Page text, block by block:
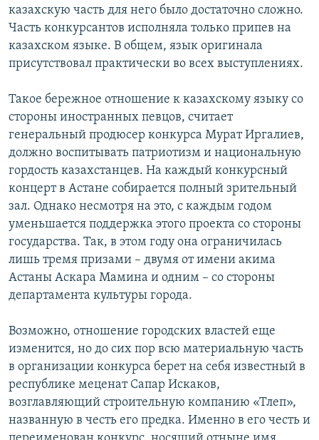
казахскую часть для него было достаточно сложно.
Часть конкурсантов исполняла только припев на
казахском языке. В общем, язык оригинала
присутствовал практически во всех выступлениях.
Такое бережное отношение к казахскому языку со
стороны иностранных певцов, считает
генеральный продюсер конкурса Мурат Иргалиев,
должно воспитывать патриотизм и национальную
гордость казахстанцев. На каждый конкурсный
концерт в Астане собирается полный зрительный
зал. Однако несмотря на это, с каждым годом
уменьшается поддержка этого проекта со стороны
государства. Так, в этом году она ограничилась
лишь тремя призами – двумя от имени акима
Астаны Аскара Мамина и одним – со стороны
департамента культуры города.
Возможно, отношение городских властей еще
изменится, но до сих пор всю материальную часть
в организации конкурса берет на себя известный в
республике меценат Сапар Искаков,
возглавляющий строительную компанию «Тлеп»,
названную в честь его предка. Именно в его честь и